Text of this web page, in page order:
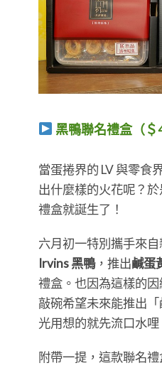
黑鴨聯名禮盒（＄
當蛋捲界的 LV 與零食
出什麼樣的火花呢？
禮盒就誕生了！
六月初一特別攜手來
Irvins 黑鴨，推出鹹蛋
禮盒。也因為這樣的
敲碗希望未來能推出
光用想的就先流口水哩
附帶一提，這款聯名